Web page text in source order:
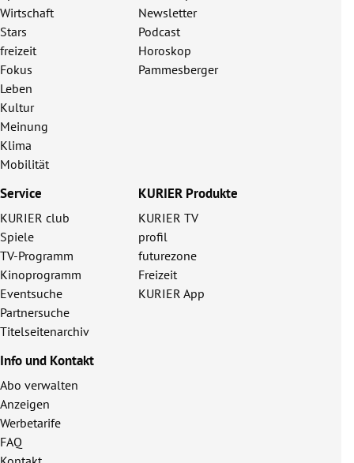
Wirtschaft
Stars
freizeit
Fokus
Leben
Kultur
Meinung
Klima
Mobilität
Newsletter
Podcast
Horoskop
Pammesberger
Service
KURIER club
Spiele
TV-Programm
Kinoprogramm
Eventsuche
Partnersuche
Titelseitenarchiv
KURIER Produkte
KURIER TV
profil
futurezone
Freizeit
KURIER App
Info und Kontakt
Abo verwalten
Anzeigen
Werbetarife
FAQ